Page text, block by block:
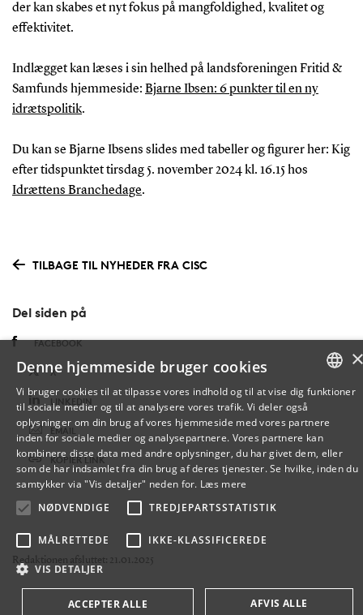
der kan skabes et nyt fokus på mangfoldighed, kvalitet og
effektivitet.
Indlægget kan læses i sin helhed på landsforeningen Fritid &
Samfunds hjemmeside: Bjarne Ibsen: 6 punkter til en ny
idrætspolitik.
Du kan se Bjarne Ibsens slides med tabeller og figurer her: Kig
efter tidspunktet tirsdag 5. november 2024 kl. 16.15 hos
Idrættens Branchedage.
TILBAGE TIL NYHEDER FRA CISC
Del siden på
FACEBOOK
X
LINKEDIN
EMAIL
KOPIÉR LINK
Redaktionen afsluttet: 21.01.2025
ENGLISH
Denne hjemmeside bruger cookies
Vi bruger cookies til at tilpasse vores indhold og til at vise dig funktioner
til sociale medier og til at analysere vores trafik. Vi deler også
oplysninger om din brug af vores hjemmeside med vores partnere
inden for sociale medier og analysepartnere. Vores partnere kan
kombinere disse data med andre oplysninger, du har givet dem, eller
som de har indsamlet fra din brug af deres tjenester. Se hvilke, inden du
samtykker via "Vis detaljer" neden for. Læs mere
NØDVENDIGE
TREDJEPARTSSTATISTIK
MÅLRETTEDE IKKE-KLASSIFICEREDE
VIS DETALJER
ACCEPTER ALLE AFVIS ALLE